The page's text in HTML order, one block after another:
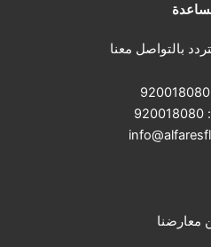
بالتواصل معنا
920018080
:
920018080
معارضنا